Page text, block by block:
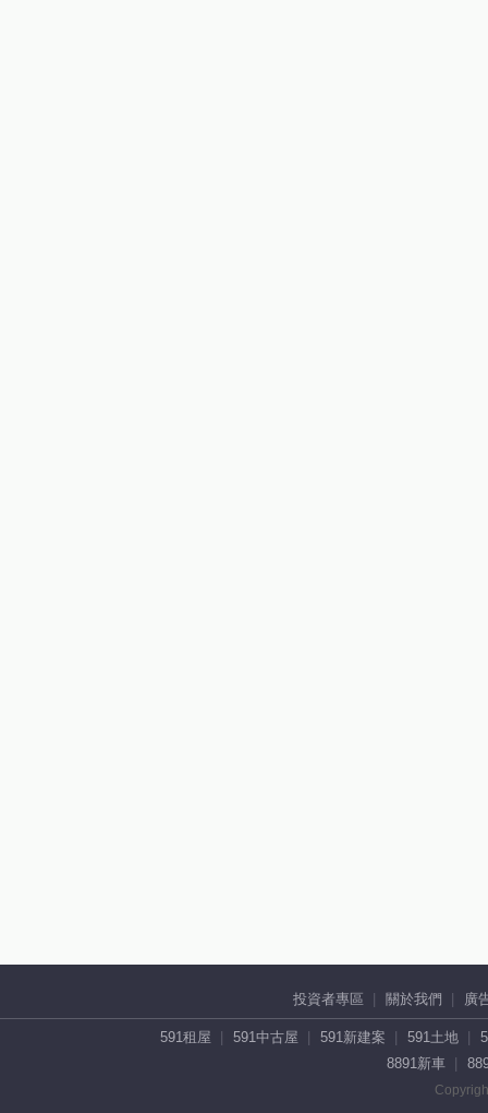
投資者專區 關於我們 廣
591租屋 591中古屋 591新建案 591土地
8891新車